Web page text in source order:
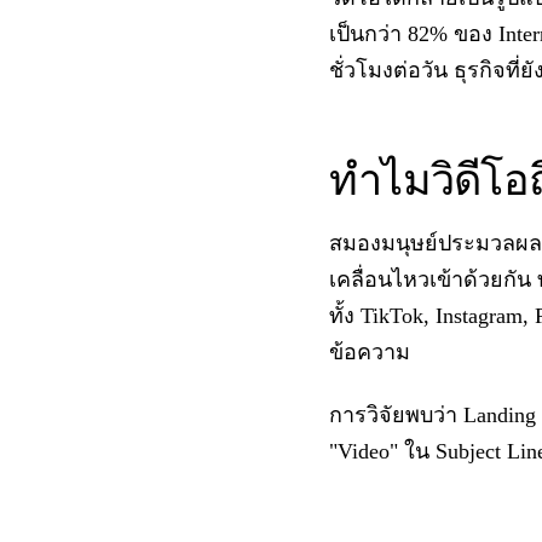
เป็นกว่า 82% ของ
ชั่วโมงต่อวัน ธุรกิจที่ยั
ทำไมวิดีโ
สมองมนุษย์ประมวลผล
เคลื่อนไหวเข้าด้วยกัน
ทั้ง TikTok,
ข้อความ
การวิจัยพบว่า
"Video" ใน Subject